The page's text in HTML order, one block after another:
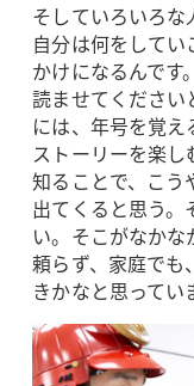
そしていろいろな
自分は何をして
かけになるんです
読ませてください
には、年号を覚え
ストーリーを楽
知ることで、こう
出てくると思う。
い。そこがなか
頼らず、家庭でも
きかなと思ってい